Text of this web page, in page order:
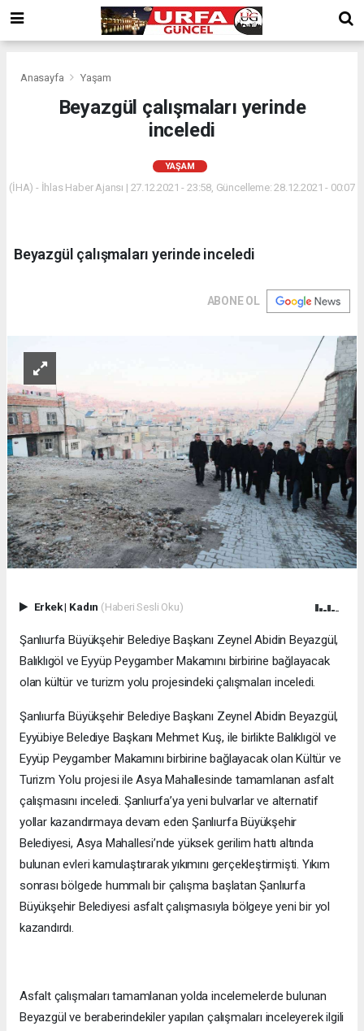
Anasayfa Yaşam
Beyazgül çalışmaları yerinde
inceledi
YAŞAM
(İHA) - İhlas Haber Ajansı | 27.12.2021 - 23:58, Güncelleme: 28.12.2021 - 00:07
Beyazgül çalışmaları yerinde inceledi
ABONE OL
Erkek| Kadın (Haberi Sesli Oku)
Şanlıurfa Büyükşehir Belediye Başkanı Zeynel Abidin Beyazgül,
Balıklıgöl ve Eyyüp Peygamber Makamını birbirine bağlayacak
olan kültür ve turizm yolu projesindeki çalışmaları inceledi.
Şanlıurfa Büyükşehir Belediye Başkanı Zeynel Abidin Beyazgül,
Eyyübiye Belediye Başkanı Mehmet Kuş, ile birlikte Balıklıgöl ve
Eyyüp Peygamber Makamını birbirine bağlayacak olan Kültür ve
Turizm Yolu projesi ile Asya Mahallesinde tamamlanan asfalt
çalışmasını inceledi. Şanlıurfa’ya yeni bulvarlar ve alternatif
yollar kazandırmaya devam eden Şanlıurfa Büyükşehir
Belediyesi, Asya Mahallesi’nde yüksek gerilim hattı altında
bulunan evleri kamulaştırarak yıkımını gerçekleştirmişti. Yıkım
sonrası bölgede hummalı bir çalışma başlatan Şanlıurfa
Büyükşehir Belediyesi asfalt çalışmasıyla bölgeye yeni bir yol
kazandırdı.
Asfalt çalışmaları tamamlanan yolda incelemelerde bulunan
Beyazgül ve beraberindekiler yapılan çalışmaları inceleyerek ilgili